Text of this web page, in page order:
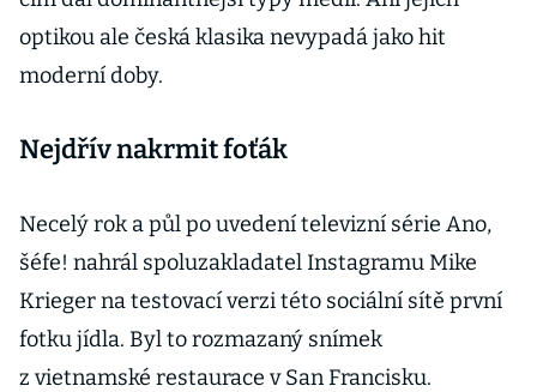
optikou ale česká klasika nevypadá jako hit
moderní doby.
Nejdřív nakrmit foťák
Necelý rok a půl po uvedení televizní série Ano,
šéfe! nahrál spoluzakladatel Instagramu Mike
Krieger na testovací verzi této so­ciální sítě první
fotku jídla. Byl to rozmazaný snímek
z vietnamské restaurace v San Francisku.